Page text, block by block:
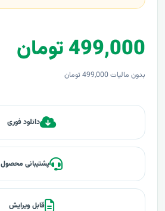
499,000 تومان
بدون مالیات 499,000 تومان
دانلود فوری
پشتیبانی محصول
قابل ویرایش